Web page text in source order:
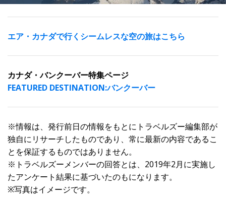
エア・カナダで行くシームレスな空の旅はこちら
カナダ・バンクーバー特集ページ
FEATURED DESTINATION:バンクーバー
※情報は、発行前日の情報をもとにトラベルズー編集部が
独自にリサーチしたものであり、常に最新の内容であるこ
とを保証するものではありません。
※トラベルズーメンバーの回答とは、2019年2月に実施し
たアンケート結果に基づいたのもになります。
※写真はイメージです。